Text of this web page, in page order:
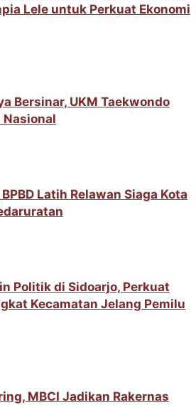
Lele untuk Perkuat Ekonomi
Bersinar, UKM Taekwondo
Latih Relawan Siaga Kota
Politik di Sidoarjo, Perkuat
Kecamatan Jelang Pemilu
MBCI Jadikan Rakernas